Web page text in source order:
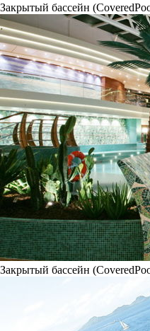
Закрытый бассейн
Закрытый бассейн